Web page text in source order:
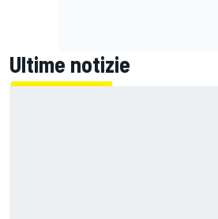
Ultime notizie